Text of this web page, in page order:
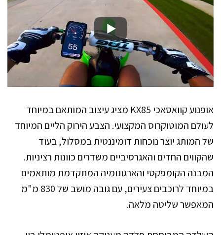
אופנוע קוואסאכי KX85 מציג עיצוב המותאם במיוחד
לעולם המוטוקרוס המקצועי. הצבע הירוק הליים המיוחד
של המותג יוצר נוכחות דומיננטית במסלול, בעוד
שהקווים החדים והאגרסיביים משדרים כוונות רציניות.
המבנה הקומפקטי והארגונומיה המתקדמת מותאמים
במיוחד לרוכבים צעירים, עם גובה מושב של 830 מ"מ
המאפשר שליטה מלאה.